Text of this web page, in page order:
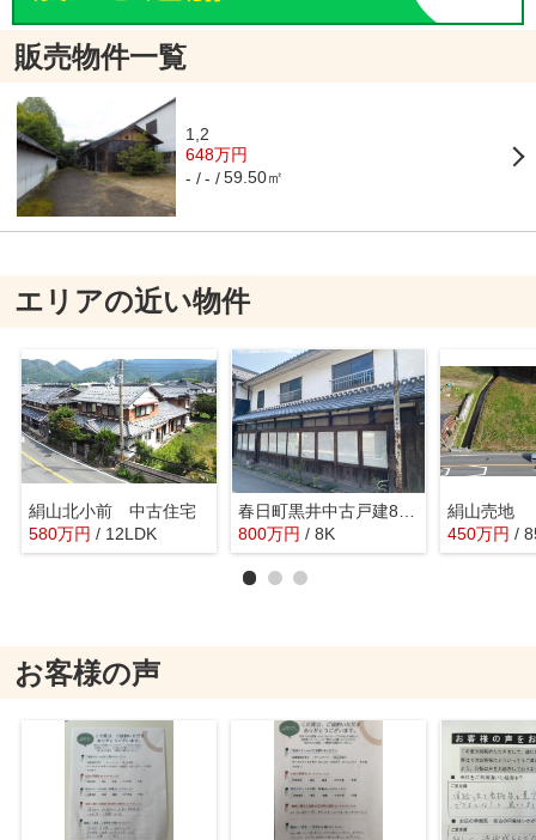
販売物件一覧
1,2
648万円
- - 59.50㎡
エリアの近い物件
絹山北小前 中古住宅
580万円 / 12LDK
春日町黒井中古戸建800万円
800万円 / 8K
絹山売地
450万円 /
お客様の声